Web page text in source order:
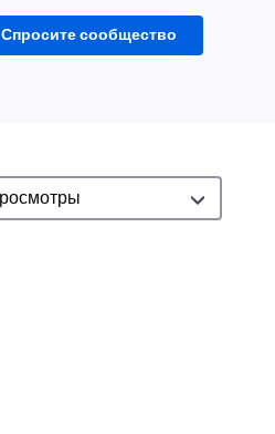
Спросите сообщество